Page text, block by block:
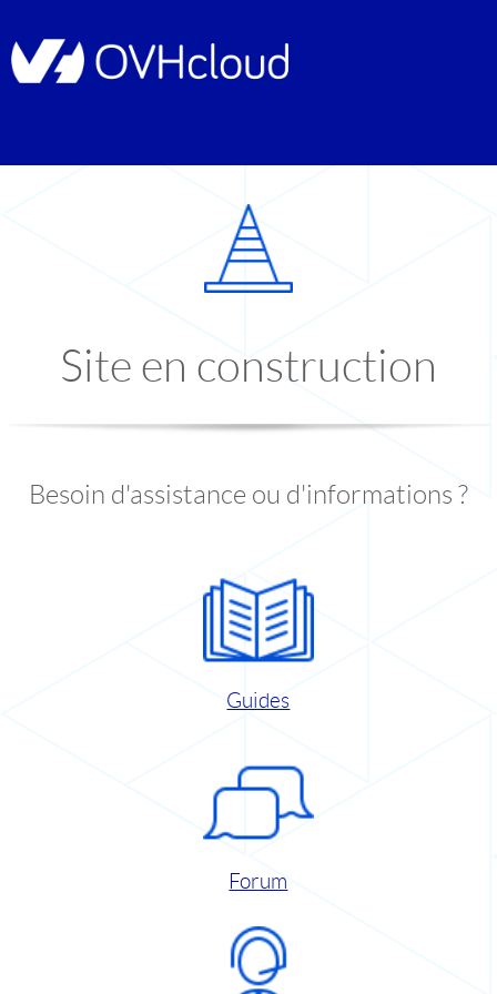
Site en construction
Besoin d'assistance ou d'informations ?
Guides
Forum